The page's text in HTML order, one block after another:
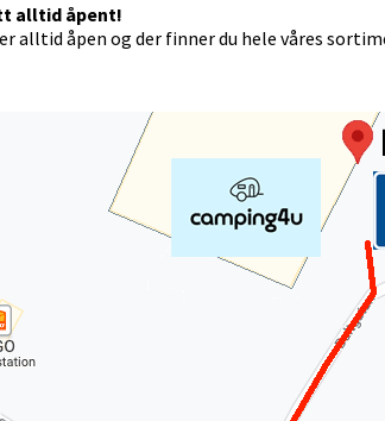
alltid åpent!
alltid åpen og der finner du hele våres